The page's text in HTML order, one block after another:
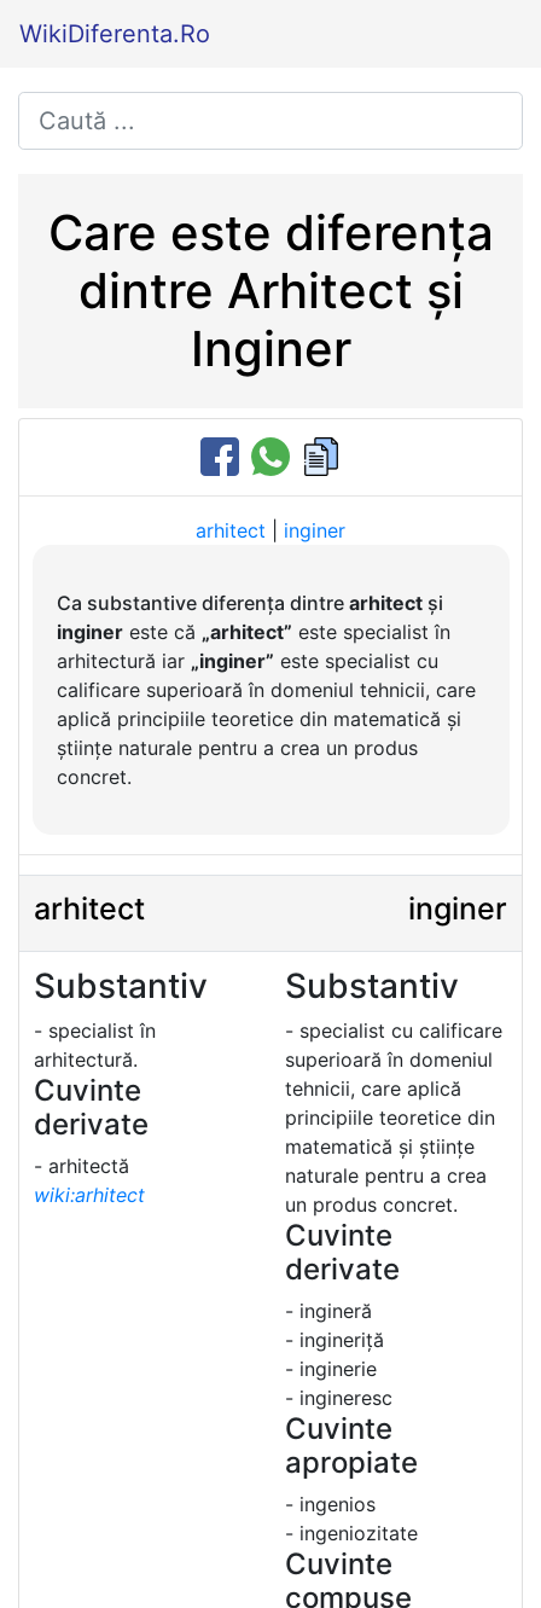
WikiDiferenta.Ro
Care este diferența
dintre Arhitect și
Inginer
arhitect inginer
Ca substantive diferența dintre arhitectși
inginereste că „arhitect” este specialist în
arhitectură iar „inginer” este specialist cu
calificare superioară în domeniul tehnicii, care
aplică principiile teoretice din matematică și
științe naturale pentru a crea un produs
concret.
arhitect inginer
Substantiv
- specialist în
arhitectură.
Cuvinte
derivate
- arhitectă
wiki:arhitect
Substantiv
- specialist cu calificare
superioară în domeniul
tehnicii, care aplică
principiile teoretice din
matematică și științe
naturale pentru a crea
un produs concret.
Cuvinte
derivate
- ingineră
- ingineriță
- inginerie
- ingineresc
Cuvinte
apropiate
- ingenios
- ingeniozitate
Cuvinte
compuse